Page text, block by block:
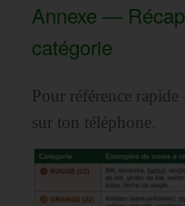
Annexe —
catégorie
Pour référence
sur ton téléphone.